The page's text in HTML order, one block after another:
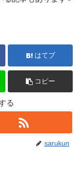
はてブ
コピー
る
sarukun